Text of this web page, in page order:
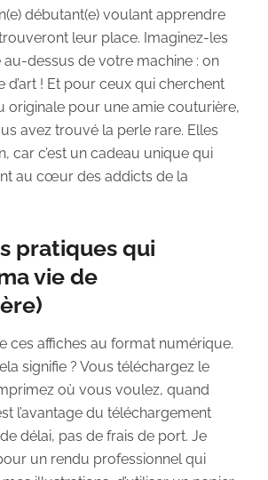
débutant(e) voulant apprendre
leur place. Imaginez-les
dessus de votre machine : on
! Et pour ceux qui cherchent
originale pour une amie couturière,
avez trouvé la perle rare. Elles
car c’est un cadeau unique qui
au cœur des addicts de la
pratiques qui
vie de
ces affiches au format numérique.
signifie ? Vous téléchargez le
où vous voulez, quand
l’avantage du téléchargement
délai, pas de frais de port. Je
un rendu professionnel qui